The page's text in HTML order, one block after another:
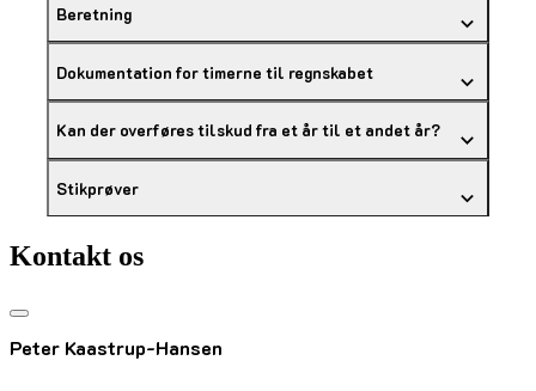
Beretning
Dokumentation for timerne til regnskabet
Kan der overføres tilskud fra et år til et andet år?
Stikprøver
Kontakt os
Peter Kaastrup-Hansen